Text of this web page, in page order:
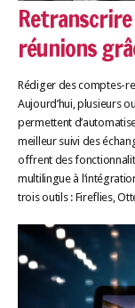
réunions
Rédiger des comptes-
Aujourd’hui, plusieurs
permettent
meilleur suivi des
offrent des
multilingue à
trois outils : Fireflies,